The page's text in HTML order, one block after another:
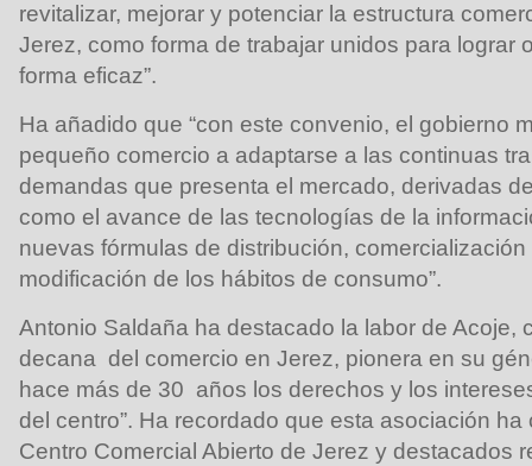
revitalizar, mejorar y potenciar la estructura
Jerez, como forma de trabajar unidos para lograr
forma eficaz”.
Ha añadido que “con este convenio, el gobierno
pequeño comercio a adaptarse a las continuas
demandas que presenta el mercado, derivadas
como el avance de las tecnologías de la
nuevas fórmulas de distribución,
modificación de los hábitos de consumo”.
Antonio Saldaña ha destacado la labor de Acoje,
decana del comercio en Jerez, pionera en su
hace más de 30 años los derechos y los
del centro”. Ha recordado que esta asociación
Centro Comercial Abierto de Jerez y destacados